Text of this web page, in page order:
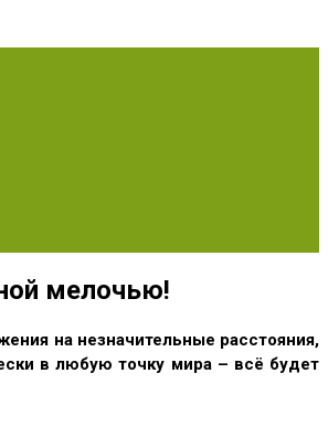
мелочью!
на незначительные расстояния,
в любую точку мира – всё будет